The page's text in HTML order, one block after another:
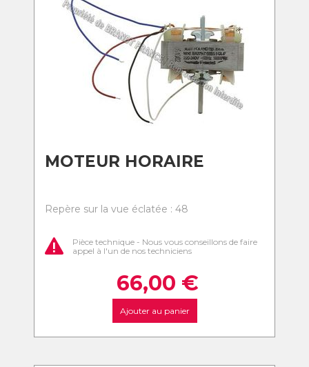
MOTEUR HORAIRE
Repère sur la vue éclatée : 48
Pièce technique - Nous vous conseillons de faire
appel à l'un de nos techniciens
66,00 €
Ajouter au panier